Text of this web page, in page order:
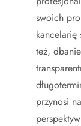
swoich
też,
przynosi